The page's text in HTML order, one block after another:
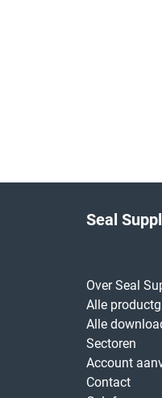
Seal
Over Seal
Alle
Alle
Sectoren
Account
Contact